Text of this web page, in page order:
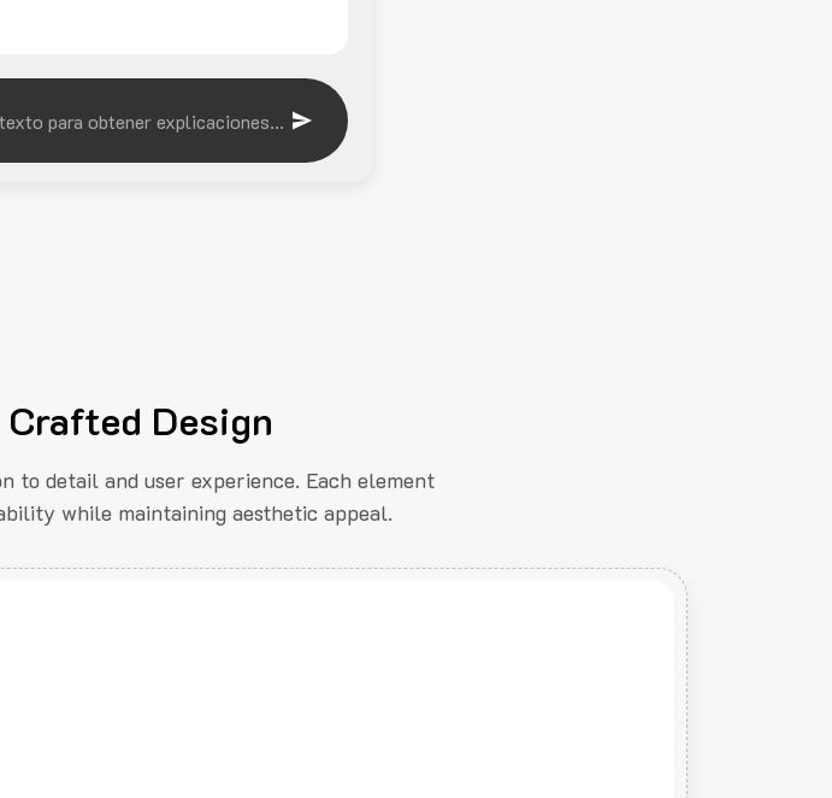
Design
to detail and user experience. Each element
while maintaining aesthetic appeal.